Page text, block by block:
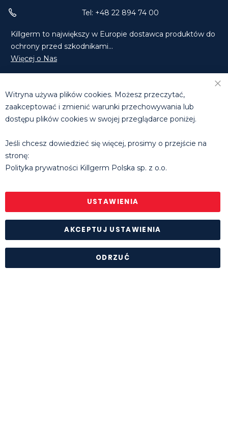
Tel: +48 22 894 74 00
Killgerm to największy w Europie dostawca produktów do
ochrony przed szkodnikami...
Więcej o Nas
Skontaktuj się z Nami
DZIAŁ HANDLOWY
E: tomasz.michalowski@killgerm.com
E:rafal.molak@killgerm.com
Godziny pracy biura
: pon. - pt. 8.30 - 16.30
sklepu internetowego
Witryna używa plików cookies. Możesz przeczytać,
zaakceptować i zmienić warunki przechowywania lub
dostępu plików cookies w swojej przeglądarce poniżej.
Jeśli chcesz dowiedzieć się więcej, prosimy o przejście na
stronę:
Polityka prywatności Killgerm Polska sp. z o.o.
AKCEPTUJ USTAWIENIA
USTAWIENIA
ODRZUĆ